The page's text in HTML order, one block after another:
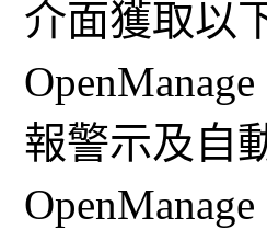
介面獲取以
報警示及自